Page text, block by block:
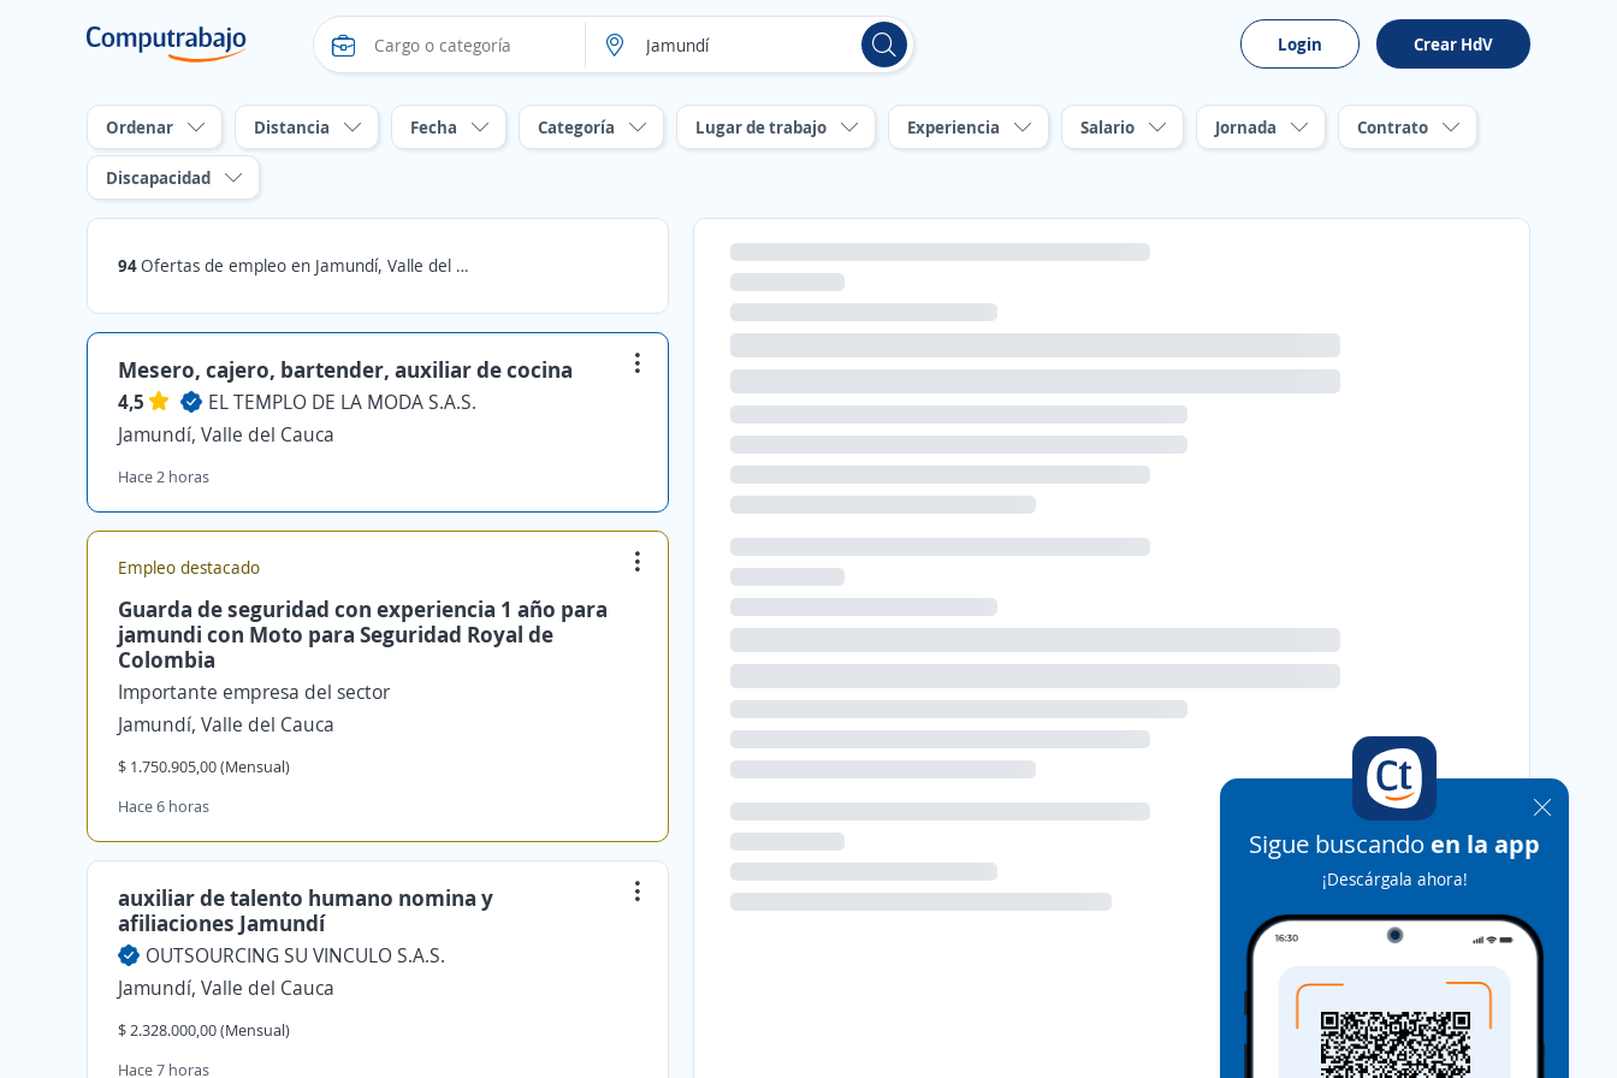
Login Crear HdV
Ordenar Distancia Fecha Categoría Lugar de trabajo Experiencia Salario Jornada Contrato
Discapacidad
94Ofertas de empleo en Jamundí, Valle del Cauca
Mesero, cajero, bartender, auxiliar de cocina
4,5
EL TEMPLO DE LA MODA S.A.S.
Jamundí, Valle del Cauca
Hace 2 horas
Empleo destacado
Guarda de seguridad con experiencia 1 año para
jamundi con Moto para Seguridad Royal de
Colombia
Importante empresa del sector
Jamundí, Valle del Cauca
$ 1.750.905,00 (Mensual)
Hace 6 horas
auxiliar de talento humano nomina y
afiliaciones Jamundí
OUTSOURCING SU VINCULO S.A.S.
Jamundí, Valle del Cauca
$ 2.328.000,00 (Mensual)
Hace 7 horas
Sigue buscando en la app
¡Descárgala ahora!